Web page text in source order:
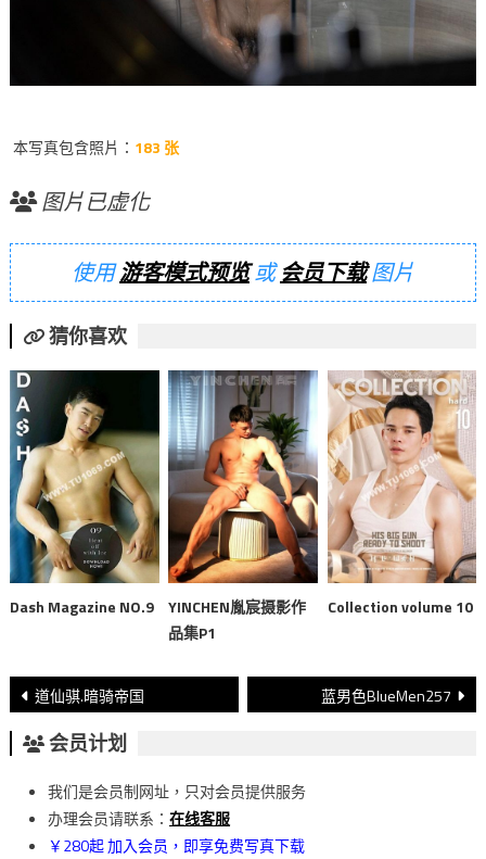
本写真包含照片： 183 张
图片已虚化
使用游客模式预览或会员下载图片
猜你喜欢
Dash Magazine NO.9
YINCHEN胤宸摄影作
品集P1
Collection volume 10
文
章
導
覽
道仙骐.暗骑帝国 蓝男色BlueMen257
会员计划
我们是会员制网址，只对会员提供服务
办理会员请联系： 在线客服
￥280起 加入会员，即享免费写真下载